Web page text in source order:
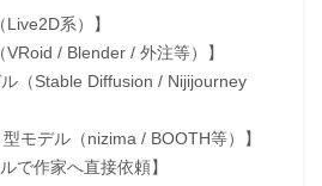
Live2D系）】
VRoid / Blender / 外注等）】
ル（Stable Diffusion / Nijijourney
型モデル（nizima / BOOTH等）】
で作家へ直接依頼】